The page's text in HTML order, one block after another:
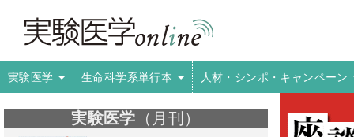
実験医学 生命科学系単行本 人材・シンポ・キャンペーン
実験医学 （月刊）